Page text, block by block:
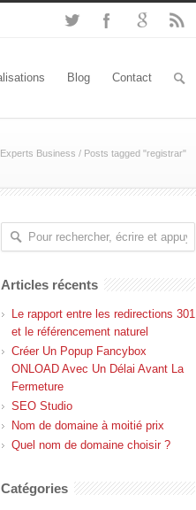
Blog Contact
Experts Business / Posts tagged "registrar"
Articles récents
Le rapport entre les redirections 301
et le référencement naturel
Créer Un Popup Fancybox
ONLOAD Avec Un Délai Avant La
Fermeture
SEO Studio
Nom de domaine à moitié prix
Quel nom de domaine choisir ?
Catégories